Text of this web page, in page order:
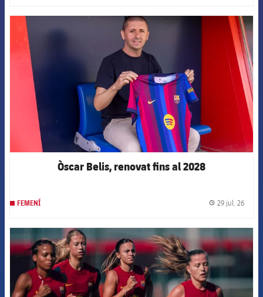
FCB Barcelona badge
Òscar Belis, renovat fins al 2028
FEMENÍ 29 jul. 26
FCB Barcelona badge